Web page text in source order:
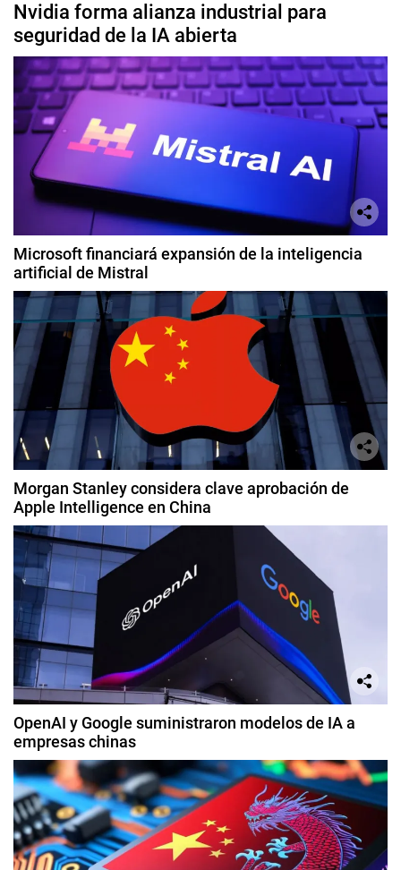
Nvidia forma alianza industrial para
seguridad de la IA abierta
Microsoft financiará expansión de la inteligencia
artificial de Mistral
Morgan Stanley considera clave aprobación de
Apple Intelligence en China
OpenAI y Google suministraron modelos de IA a
empresas chinas